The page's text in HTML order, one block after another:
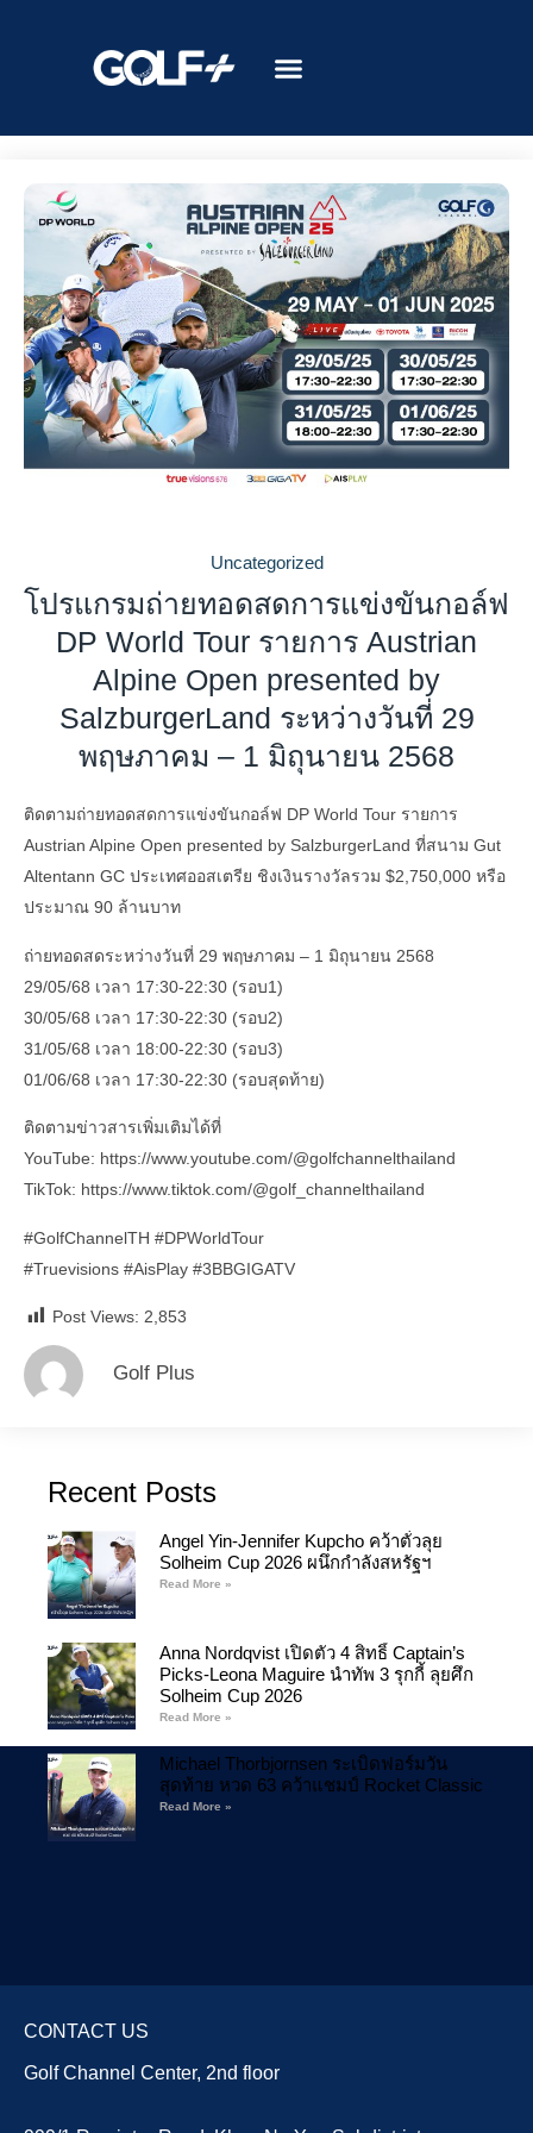
Uncategorized
โปรแกรมถ่ายทอดสดการแข่งขันกอล์ฟ
DP World Tour รายการ Austrian
Alpine Open presented by
SalzburgerLand ระหว่างวันที่ 29
พฤษภาคม – 1 มิถุนายน 2568
ติดตามถ่ายทอดสดการแข่งขันกอล์ฟ DP World Tour รายการ
Austrian Alpine Open presented by SalzburgerLand ที่สนาม Gut
Altentann GC ประเทศออสเตรีย ชิงเงินรางวัลรวม $2,750,000 หรือ
ประมาณ 90 ล้านบาท
ถ่ายทอดสดระหว่างวันที่ 29 พฤษภาคม – 1 มิถุนายน 2568
29/05/68 เวลา 17:30-22:30 (รอบ1)
30/05/68 เวลา 17:30-22:30 (รอบ2)
31/05/68 เวลา 18:00-22:30 (รอบ3)
01/06/68 เวลา 17:30-22:30 (รอบสุดท้าย)
ติดตามข่าวสารเพิ่มเติมได้ที่
YouTube: https://www.youtube.com/@golfchannelthailand
TikTok: https://www.tiktok.com/@golf_channelthailand
#GolfChannelTH #DPWorldTour
#Truevisions #AisPlay #3BBGIGATV
Post Views: 2,853
Golf Plus
Recent Posts
Angel Yin-Jennifer Kupcho คว้าตั๋วลุย
Solheim Cup 2026 ผนึกกำลังสหรัฐฯ
Read More »
Anna Nordqvist เปิดตัว 4 สิทธิ์ Captain’s
Picks-Leona Maguire นำทัพ 3 รุกกี้ ลุยศึก
Solheim Cup 2026
Read More »
Michael Thorbjornsen ระเบิดฟอร์มวัน
สุดท้าย หวด 63 คว้าแชมป์ Rocket Classic
Read More »
CONTACT US
Golf Channel Center, 2nd floor